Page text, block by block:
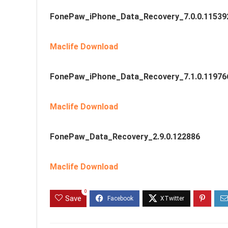
Maclife Download
Maclife Download
FonePaw_Data_Recovery_2.9.0.122886
Maclife Download
Save
0